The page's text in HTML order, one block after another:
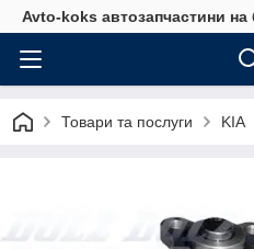
Avto-koks автозапчастини на
Товари та послуги KIA